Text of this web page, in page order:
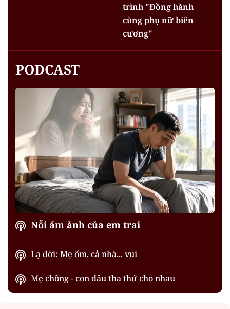
trình "Đồng hành
cùng phụ nữ biên
cương"
PODCAST
Nỗi ám ảnh của em trai
Lạ đời: Mẹ ốm, cả nhà... vui
Mẹ chồng - con dâu tha thứ cho nhau